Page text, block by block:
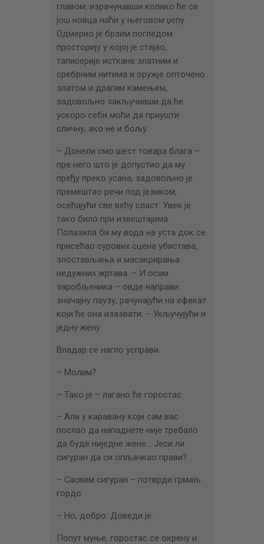
главом, израчунавши колико ће се
још новца наћи у његовом џепу.
Одмерио је брзим погледом
просторију у којој је стајао,
таписерије исткане златним и
сребрним нитима и оружје опточено
златом и драгим камењем,
задовољно закључивши да ће
ускоро себи моћи да приушти
сличну, ако не и бољу.
– Донели смо шест товара блага –
пре него што је допустио да му
пређу преко усана, задовољно је
премештао речи под језиком,
осећајући све већу сласт. Увек је
тако било при извештајима.
Полазила би му вода на уста док се
присећао сурових сцена убистава,
злостављања и масакрирања
недужних жртава. – И осам
заробљеника – овде направи
значајну паузу, рачунајући на ефекат
који ће она изазвати. – Укључујући и
једну жену.
Владар се нагло усправи.
– Молим?
– Тако је – лагано ће горостас.
– Али у каравану који сам вас
послао да нападнете није требало
да буде ниједне жене… Јеси ли
сигуран да си опљачкао прави?
– Сасвим сигуран – потврди грмаљ
гордо.
– Но, добро. Доведи је.
Попут муње, горостас се окрену и